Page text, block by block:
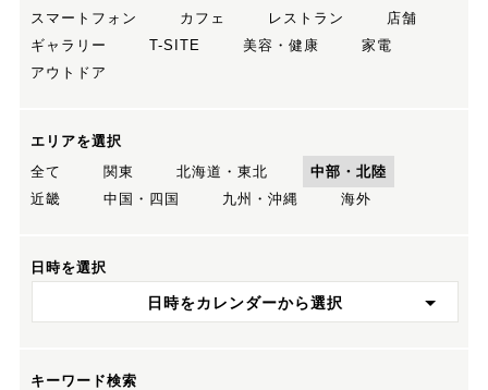
スマートフォン
カフェ レストラン
店舗
ギャラリー
T-SITE 美容・健康
家電
アウトドア
エリアを選択
全て
関東 北海道・東北
中部・北陸
近畿
中国・四国 九州・沖縄 海外
日時を選択
日時をカレンダーから選択
キーワード検索